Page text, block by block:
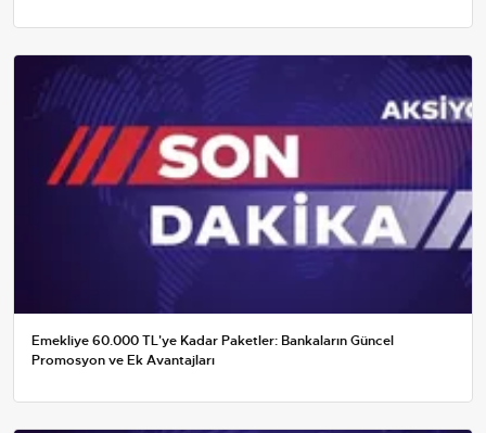
Emekliye 60.000 TL'ye Kadar Paketler: Bankaların Güncel
Promosyon ve Ek Avantajları